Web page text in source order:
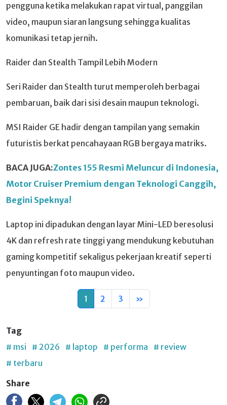
pengguna ketika melakukan rapat virtual, panggilan
video, maupun siaran langsung sehingga kualitas
komunikasi tetap jernih.
Raider dan Stealth Tampil Lebih Modern
Seri Raider dan Stealth turut memperoleh berbagai
pembaruan, baik dari sisi desain maupun teknologi.
MSI Raider GE hadir dengan tampilan yang semakin
futuristis berkat pencahayaan RGB bergaya matriks.
BACA JUGA:Zontes 155 Resmi Meluncur di Indonesia,
Motor Cruiser Premium dengan Teknologi Canggih,
Begini Speknya!
Laptop ini dipadukan dengan layar Mini-LED beresolusi
4K dan refresh rate tinggi yang mendukung kebutuhan
gaming kompetitif sekaligus pekerjaan kreatif seperti
penyuntingan foto maupun video.
1 2 3 »
Tag
# msi
# 2026 # laptop # performa
# review
# terbaru
Share